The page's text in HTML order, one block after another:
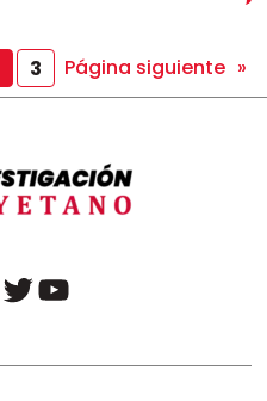
3 Página siguiente »
twitter youtube